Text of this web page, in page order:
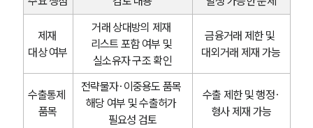
제재
대상 여부
거래 상대방의 제재
리스트 포함 여부 및
실소유자 구조 확인
금융거래 제한 및
대외거래 제재 가능
수출통제
품목
전략물자·이중용도 품목
해당 여부 및 수출허가
필요성 검토
수출 제한 및 행정·
형사 제재 가능